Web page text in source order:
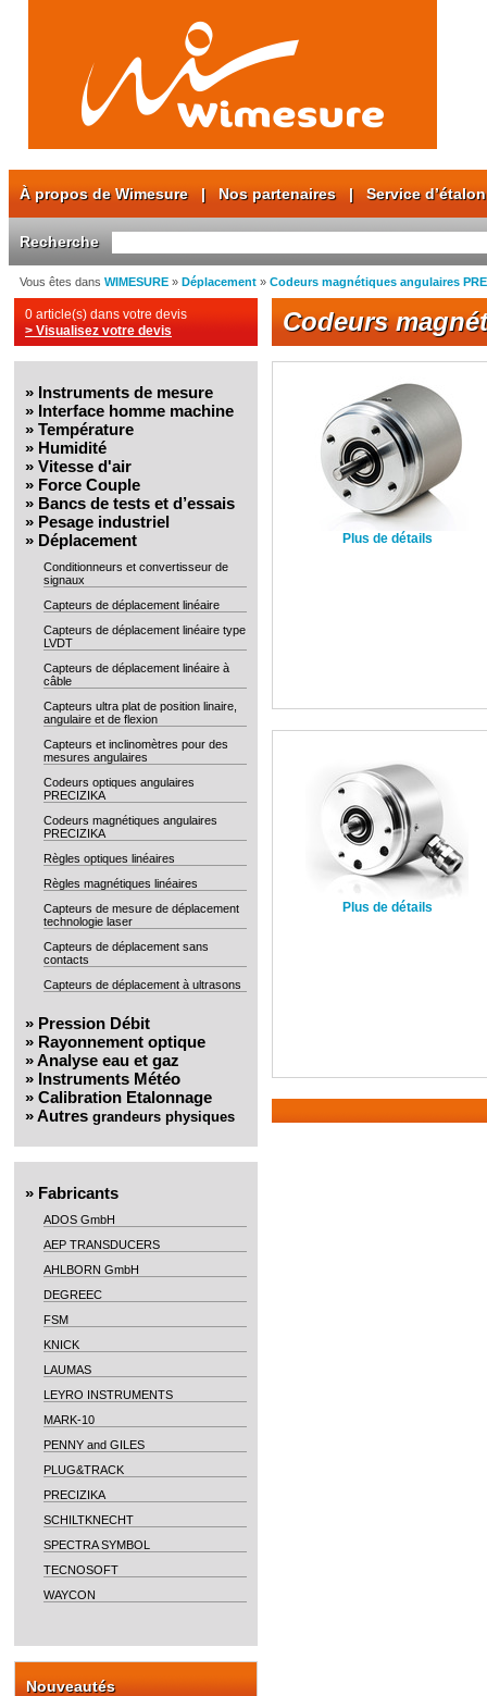
À propos de Wimesure| Nos partenaires| Service
Recherche
Vous êtes dans WIMESURE » Déplacement » Codeurs magnétiques angulaires
0 article(s) dans votre devis
> Visualisez votre devis
» Instruments de mesure
» Interface homme machine
» Température
» Humidité
» Vitesse d'air
» Force Couple
» Bancs de tests et d’essais
» Pesage industriel
» Déplacement
Conditionneurs et convertisseur de
signaux
Capteurs de déplacement linéaire
Capteurs de déplacement linéaire type
LVDT
Capteurs de déplacement linéaire à
câble
Capteurs ultra plat de position linaire,
angulaire et de flexion
Capteurs et inclinomètres pour des
mesures angulaires
Codeurs optiques angulaires
PRECIZIKA
Codeurs magnétiques angulaires
PRECIZIKA
Règles optiques linéaires
Règles magnétiques linéaires
Capteurs de mesure de déplacement
technologie laser
Capteurs de déplacement sans
contacts
Capteurs de déplacement à ultrasons
» Pression Débit
» Rayonnement optique
»Analyse eau et gaz
» Instruments Météo
» Calibration Etalonnage
»Autres grandeurs physiques
» Fabricants
ADOS GmbH
AEP TRANSDUCERS
AHLBORN GmbH
DEGREEC
FSM
KNICK
LAUMAS
LEYRO INSTRUMENTS
MARK-10
PENNY and GILES
PLUG&TRACK
PRECIZIKA
SCHILTKNECHT
SPECTRA SYMBOL
TECNOSOFT
WAYCON
Nouveautés
Codeurs
Plus de détails
Plus de détails